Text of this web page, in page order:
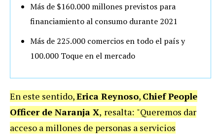
Más de $160.000 millones previstos para
financiamiento al consumo durante 2021
Más de 225.000 comercios en todo el país y
100.000 Toque en el mercado
En este sentido,Erica Reynoso, Chief People
Officer de Naranja X, resalta: "Queremos dar
acceso a millones de personas a servicios